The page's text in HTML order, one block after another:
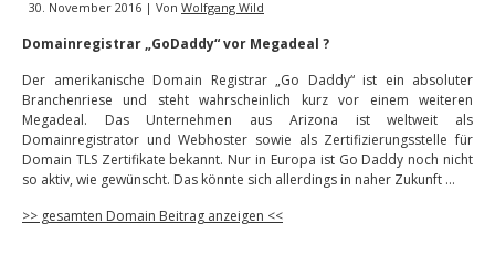
30. November 2016 | Von Wolfgang Wild
Domainregistrar „GoDaddy“ vor Megadeal ?
Der amerikanische Domain Registrar „Go Daddy“ ist ein absoluter
Branchenriese und steht wahrscheinlich kurz vor einem weiteren
Megadeal. Das Unternehmen aus Arizona ist weltweit als
Domainregistrator und Webhoster sowie als Zertifizierungsstelle für
Domain TLS Zertifikate bekannt. Nur in Europa ist Go Daddy noch nicht
so aktiv, wie gewünscht. Das könnte sich allerdings in naher Zukunft …
>> gesamten Domain Beitrag anzeigen <<